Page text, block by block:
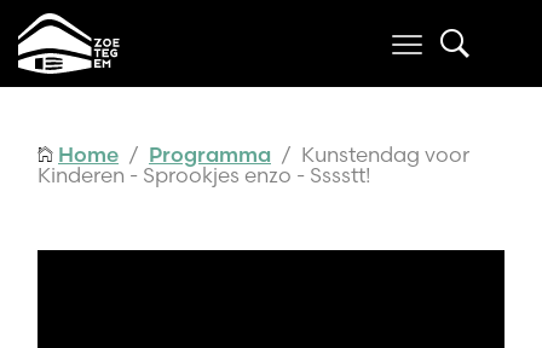
Home / Programma / Kunstendag voor
Kinderen - Sprookjes enzo - Sssstt!